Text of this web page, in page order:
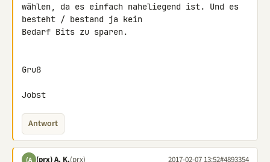
wählen, da es einfach naheliegend ist. Und es
besteht / bestand ja kein
Bedarf Bits zu sparen.
Gruß
Jobst
Antwort
(A (prx) A. K.(prx) 2017-02-07 13:52#4893354